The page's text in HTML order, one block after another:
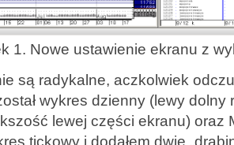
1. Nowe ustawienie ekranu z
są radykalne, aczkolwiek
wykres dzienny (lewy dolny
lewej części ekranu) oraz
tickowy i dodałem dwie